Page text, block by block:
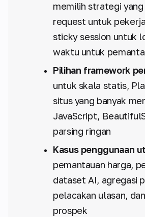
memilih strategi
request untuk
sticky session untuk
waktu untuk
Pilihan framework
untuk skala statis,
situs yang banyak
JavaScript,
parsing ringan
Kasus penggunaan
pemantauan harga,
dataset AI, agregasi
pelacakan ulasan,
prospek